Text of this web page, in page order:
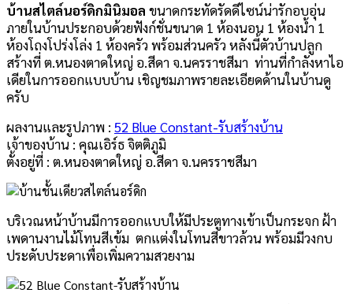
บ้านสไตล์นอร์ดิกมินิมอล ขนาดกระทัดรัดดีไซน์น่ารักอบอุ่น
ภายในบ้านประกอบด้วยฟังก์ชั่นขนาด 1 ห้องนอน 1 ห้องน้ำ 1
ห้องโถงโปร่งโล่ง 1 ห้องครัว พร้อมส่วนครัว หลังนี้ตัวบ้านปลูก
สร้างที่ ต.หนองตาดใหญ่ อ.สีดา จ.นครราชสีมา ท่านที่กำลังหาไอ
เดียในการออกแบบบ้าน เชิญชมภาพรายละเอียดด้านในบ้านดู
ครับ
ผลงานและรูปภาพ : 52 Blue Constant-รับสร้างบ้าน
เจ้าของบ้าน : คุณเอิร์ธ จิตติภูมิ
ตั้งอยู่ที่ : ต.หนองตาดใหญ่ อ.สีดา จ.นครราชสีมา
บริเวณหน้าบ้านมีการออกแบบให้มีประตูทางเข้าเป็นกระจก ฝ้า
เพดานงานไม้โทนสีเข้ม ตกแต่งในโทนสีขาวล้วน พร้อมมีวงกบ
ประดับประดาเพื่อเพิ่มความสวยงาม